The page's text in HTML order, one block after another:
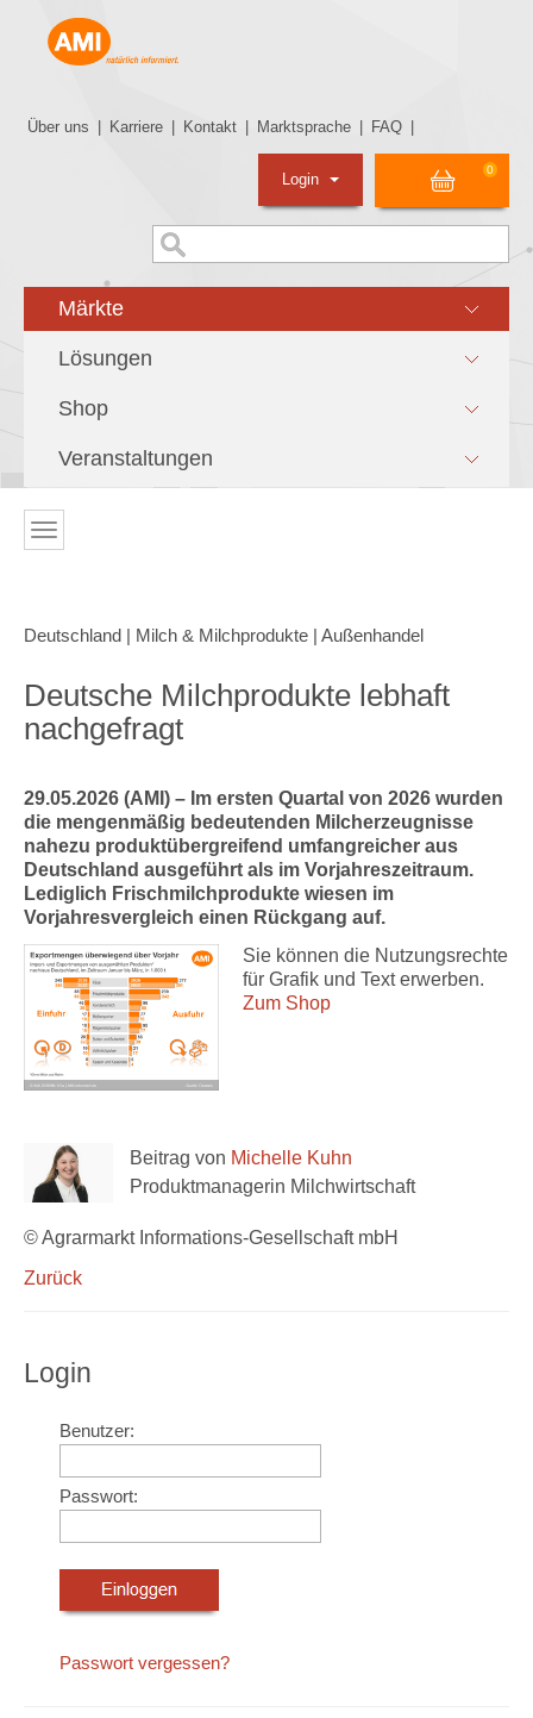
Über uns Karriere Kontakt Marktsprache FAQ
0
Login
Märkte
Lösungen
Shop
Veranstaltungen
Deutschland | Milch & Milchprodukte | Außenhandel
Deutsche Milchprodukte lebhaft
nachgefragt
29.05.2026 (AMI) – Im ersten Quartal von 2026 wurden
die mengenmäßig bedeutenden Milcherzeugnisse
nahezu produktübergreifend umfangreicher aus
Deutschland ausgeführt als im Vorjahreszeitraum.
Lediglich Frischmilchprodukte wiesen im
Vorjahresvergleich einen Rückgang auf.
Sie können die Nutzungsrechte
für Grafik und Text erwerben.
Zum Shop
Beitrag von Michelle Kuhn
Produktmanagerin Milchwirtschaft
© Agrarmarkt Informations-Gesellschaft mbH
Zurück
Login
Benutzer:
Passwort:
Passwort vergessen?